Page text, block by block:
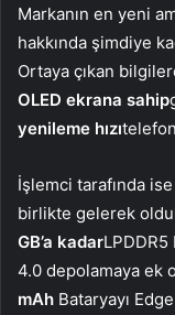
Markanın en yeni
hakkında şimdiye
Ortaya çıkan
OLED ekrana sahip
yenileme hızı
İşlemci tarafında
birlikte gelerek
GB’a kadarLPDDR5
4.0 depolamaya ek
mAh Bataryayı